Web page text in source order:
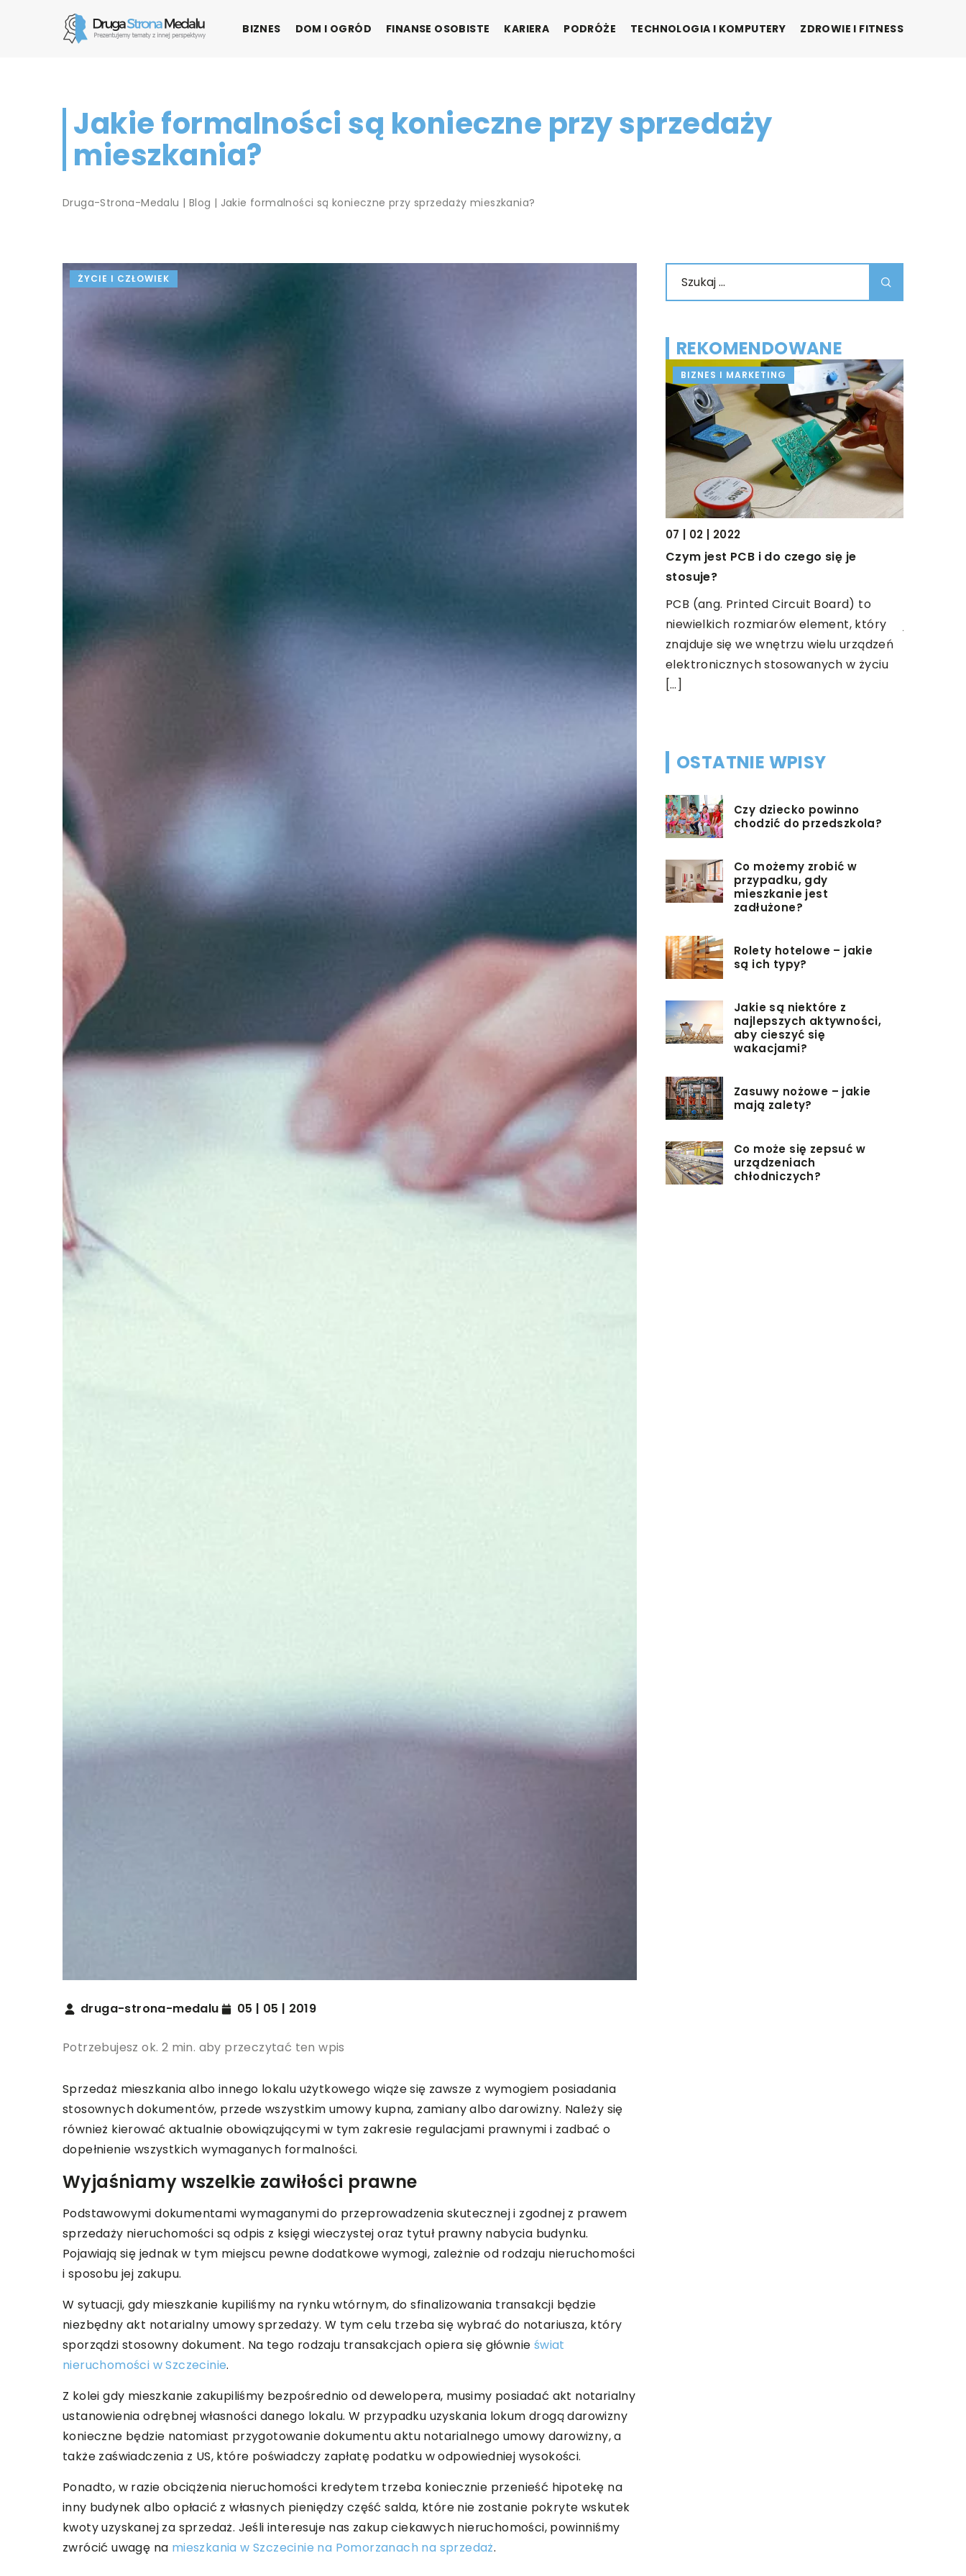
BIZNES DOM I OGRÓD FINANSE OSOBISTE KARIERA PODRÓŻE TECHNOLOGIA I KOMPUTERY ZDROWIE I FITNESS
Jakie formalności są konieczne przy sprzedaży
mieszkania?
Druga-Strona-Medalu | Blog | Jakie formalności są konieczne przy sprzedaży mieszkania?
ŻYCIE I CZŁOWIEK
druga-strona-medalu 05 | 05 | 2019
Potrzebujesz ok. 2 min. aby przeczytać ten wpis
Sprzedaż mieszkania albo innego lokalu użytkowego wiąże się zawsze z wymogiem posiadania
stosownych dokumentów, przede wszystkim umowy kupna, zamiany albo darowizny. Należy się
również kierować aktualnie obowiązującymi w tym zakresie regulacjami prawnymi i zadbać o
dopełnienie wszystkich wymaganych formalności.
Wyjaśniamy wszelkie zawiłości prawne
Podstawowymi dokumentami wymaganymi do przeprowadzenia skutecznej i zgodnej z prawem
sprzedaży nieruchomości są odpis z księgi wieczystej oraz tytuł prawny nabycia budynku.
Pojawiają się jednak w tym miejscu pewne dodatkowe wymogi, zależnie od rodzaju nieruchomości
i sposobu jej zakupu.
W sytuacji, gdy mieszkanie kupiliśmy na rynku wtórnym, do sfinalizowania transakcji będzie
niezbędny akt notarialny umowy sprzedaży. W tym celu trzeba się wybrać do notariusza, który
sporządzi stosowny dokument. Na tego rodzaju transakcjach opiera się głównie świat
nieruchomości w Szczecinie.
Z kolei gdy mieszkanie zakupiliśmy bezpośrednio od dewelopera, musimy posiadać akt notarialny
ustanowienia odrębnej własności danego lokalu. W przypadku uzyskania lokum drogą darowizny
konieczne będzie natomiast przygotowanie dokumentu aktu notarialnego umowy darowizny, a
także zaświadczenia z US, które poświadczy zapłatę podatku w odpowiedniej wysokości.
Ponadto, w razie obciążenia nieruchomości kredytem trzeba koniecznie przenieść hipotekę na
inny budynek albo opłacić z własnych pieniędzy część salda, które nie zostanie pokryte wskutek
kwoty uzyskanej za sprzedaż. Jeśli interesuje nas zakup ciekawych nieruchomości, powinniśmy
zwrócić uwagę na mieszkania w Szczecinie na Pomorzanach na sprzedaż.
REKOMENDOWANE
BIZNES I MARKETING
07 | 02 | 2022
Czym jest PCB i do czego się je
stosuje?
PCB (ang. Printed Circuit Board) to
niewielkich rozmiarów element, który
znajduje się we wnętrzu wielu urządzeń
elektronicznych stosowanych w życiu
[…]
OSTATNIE WPISY
Czy dziecko powinno
chodzić do przedszkola?
Co możemy zrobić w
przypadku, gdy
mieszkanie jest
zadłużone?
Rolety hotelowe – jakie
są ich typy?
Jakie są niektóre z
najlepszych aktywności,
aby cieszyć się
wakacjami?
Zasuwy nożowe – jakie
mają zalety?
Co może się zepsuć w
urządzeniach
chłodniczych?